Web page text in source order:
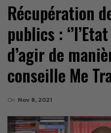
Récupération
publics :
d’agir de
conseille Me
On Nov 8, 2021